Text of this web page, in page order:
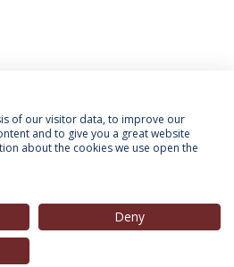
of our visitor data, to improve our
and to give you a great website
about the cookies we use open the
Deny